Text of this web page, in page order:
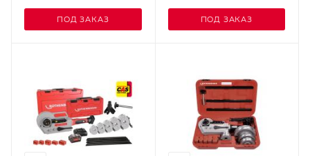
ПОД ЗАКАЗ ПОД ЗАКАЗ